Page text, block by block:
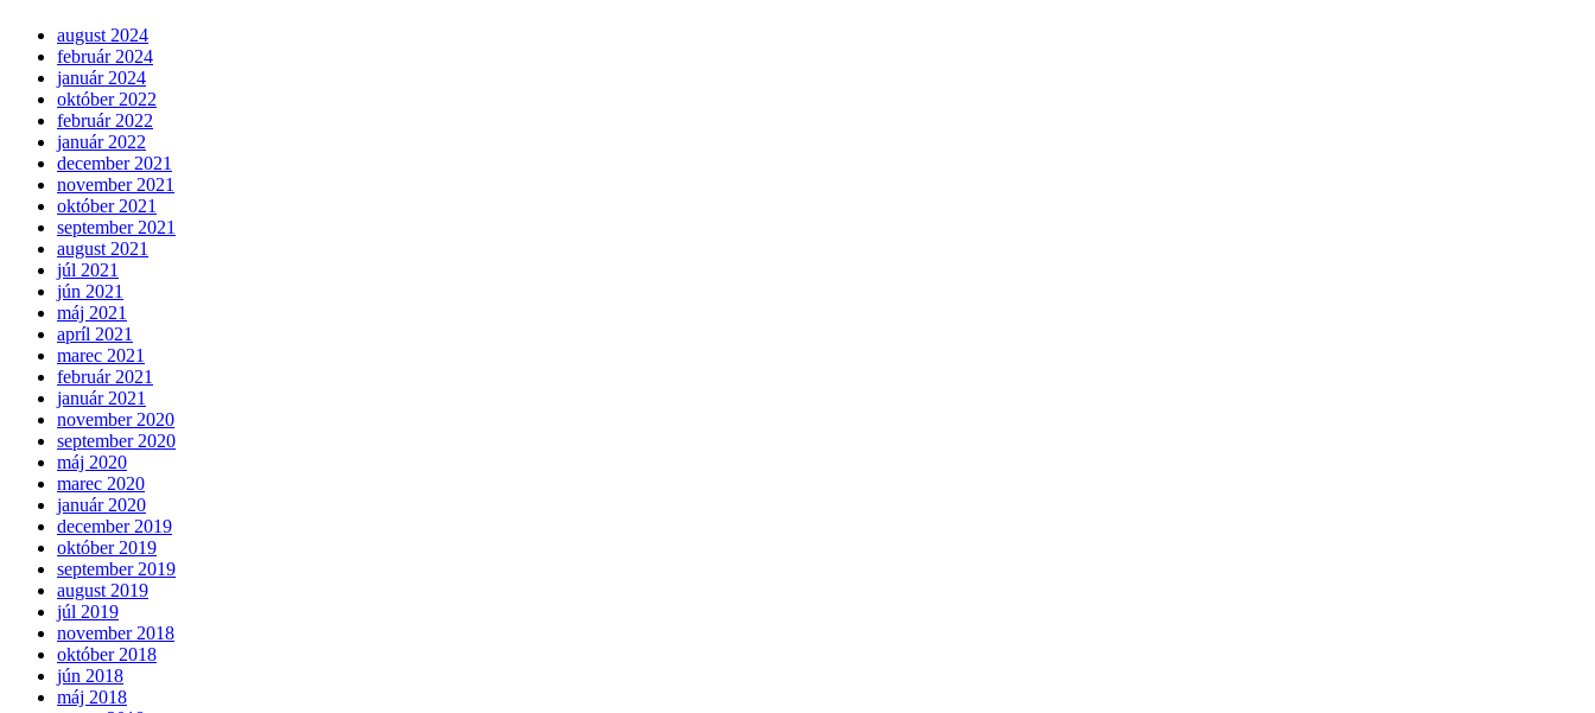
august 2024
február 2024
január 2024
október 2022
február 2022
január 2022
december 2021
november 2021
október 2021
september 2021
august 2021
júl 2021
jún 2021
máj 2021
apríl 2021
marec 2021
február 2021
január 2021
november 2020
september 2020
máj 2020
marec 2020
január 2020
december 2019
október 2019
september 2019
august 2019
júl 2019
november 2018
október 2018
jún 2018
máj 2018